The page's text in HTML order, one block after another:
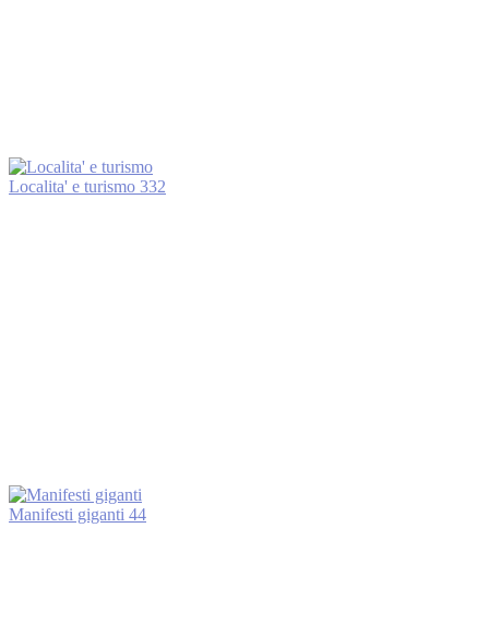
Localita' e turismo 332
Manifesti giganti 44